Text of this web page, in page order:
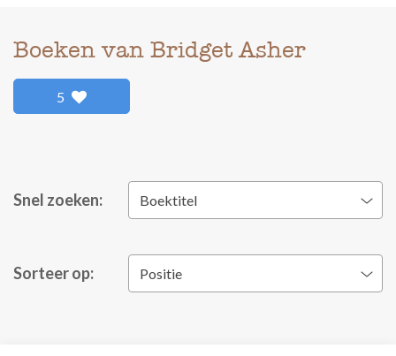
Boeken van Bridget Asher
5
Snel zoeken: Boektitel
Sorteer op: Positie